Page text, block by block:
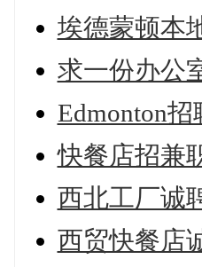
埃德蒙顿本
求一份办公
Edmonton
快餐店招兼
西北工厂诚
西贸快餐店